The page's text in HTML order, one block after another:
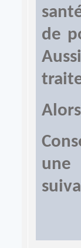
de
une